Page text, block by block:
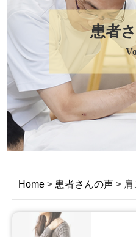
患者
Home > 患者さんの声 >